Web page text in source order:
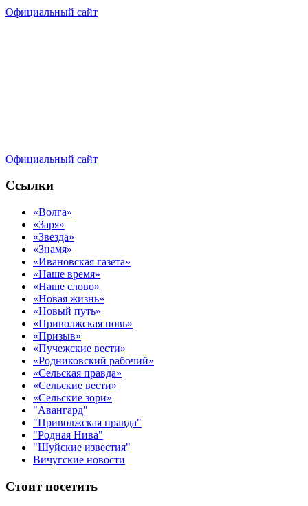
Официальный сайт
Официальный сайт
Ссылки
«Волга»
«Заря»
«Звезда»
«Знамя»
«Ивановская газета»
«Наше время»
«Наше слово»
«Новая жизнь»
«Новый путь»
«Приволжская новь»
«Призыв»
«Пучежские вести»
«Родниковский рабочий»
«Сельская правда»
«Сельские вести»
«Сельские зори»
"Авангард"
"Приволжская правда"
"Родная Нива"
"Шуйские известия"
Вичугские новости
Стоит посетить